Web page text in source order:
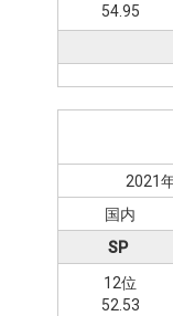
54.95
2021
国内
SP
12位
52.53